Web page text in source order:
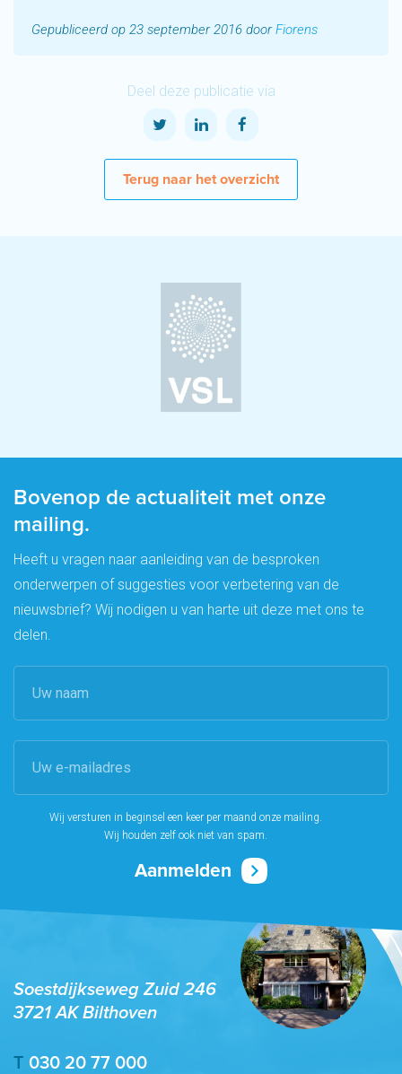
Gepubliceerd op 23 september 2016 doorFiorens
Deel deze publicatie via
Terug naar het overzicht
Bovenop de actualiteit met onze
mailing.
Heeft u vragen naar aanleiding van de besproken
onderwerpen of suggesties voor verbetering van de
nieuwsbrief? Wij nodigen u van harte uit deze met ons te
delen.
Wij versturen in beginsel een keer per maand onze mailing.
Wij houden zelf ook niet van spam.
Soestdijkseweg Zuid 246
3721 AK Bilthoven
T 030 20 77 000